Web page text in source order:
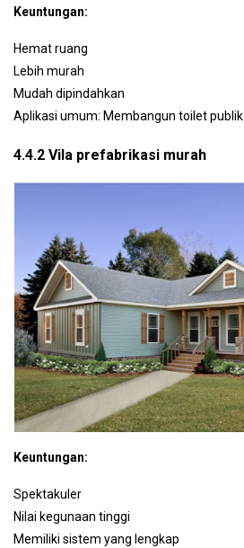
Keuntungan:
Hemat ruang
Lebih murah
Mudah dipindahkan
Aplikasi umum: Membangun toilet publik
4.4.2 Vila prefabrikasi murah
Keuntungan:
Spektakuler
Nilai kegunaan tinggi
Memiliki sistem yang lengkap